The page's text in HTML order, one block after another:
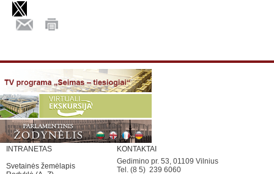
INTRANETAS
Svetainės žemėlapis
KONTAKTAI
Gedimino pr. 53, 01109 Vilnius
Tel. (8 5) 239 6060